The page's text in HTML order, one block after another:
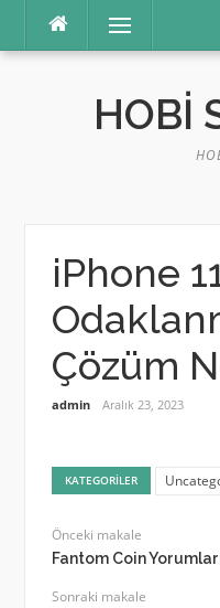
Menü
HOBI
iPhone
Çözüm
admin Aralık 23, 2023
KATEGORILER
Önceki makale
Fantom Coin
Sonraki makale